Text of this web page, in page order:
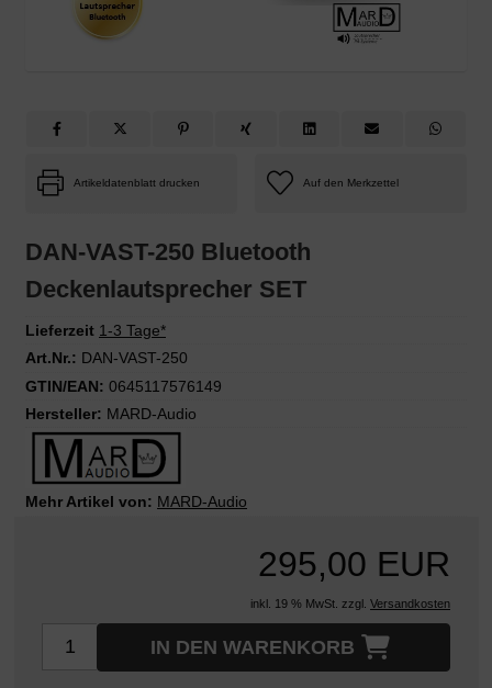
Artikeldatenblatt drucken
DAN-VAST-250 Bluetooth
Deckenlautsprecher SET
Lieferzeit 1-3 Tage*
Art.Nr.: DAN-VAST-250
GTIN/EAN: 0645117576149
Hersteller: MARD-Audio
Mehr Artikel von: MARD-Audio
295,00 EUR
inkl. 19 % MwSt. zzgl. Versandkosten
IN DEN WARENKORB